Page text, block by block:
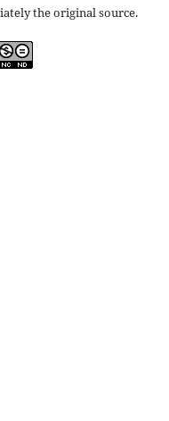
the original source.